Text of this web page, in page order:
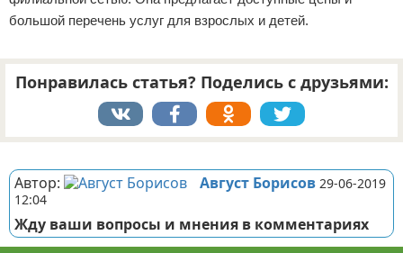
большой перечень услуг для взрослых и детей.
Понравилась статья? Поделись с друзьями:
Автор: Август Борисов 29-06-2019
12:04
Жду ваши вопросы и мнения в комментариях